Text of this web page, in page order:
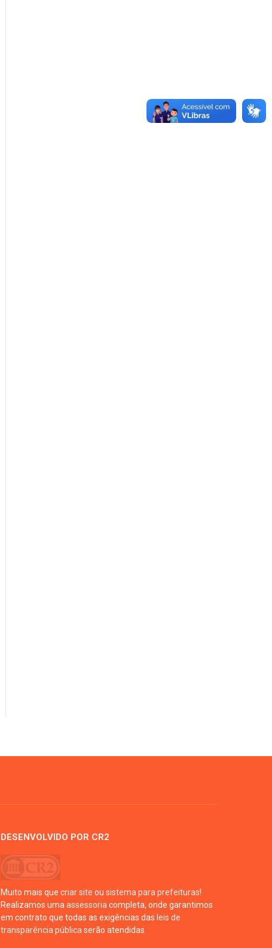
DESENVOLVIDO POR CR2
Muito mais que criar site ou sistema para prefeituras!
Realizamos umaassessoriacompleta, onde garantimos
em contrato que todas as exigências das leis de
transparência públicaserão atendidas.